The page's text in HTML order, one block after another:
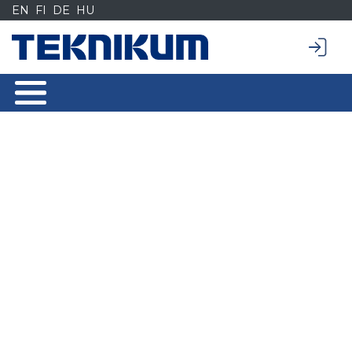
Siirry
sisältöön
EN FI DE HU